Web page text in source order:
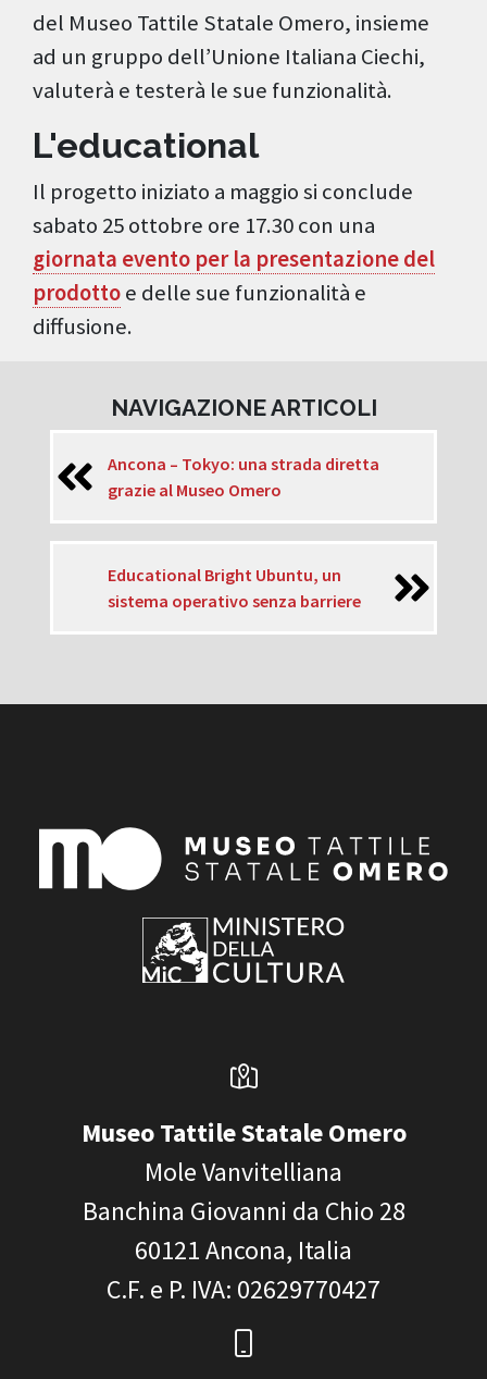
del Museo Tattile Statale Omero, insieme
ad un gruppo dell’Unione Italiana Ciechi,
valuterà e testerà le sue funzionalità.
L'educational
Il progetto iniziato a maggio si conclude
sabato 25 ottobre ore 17.30 con una
giornata evento per la presentazione del
prodottoe delle sue funzionalità e
diffusione.
NAVIGAZIONE ARTICOLI
Ancona – Tokyo: una strada diretta
grazie al Museo Omero
Educational Bright Ubuntu, un
sistema operativo senza barriere
Museo Tattile Statale Omero
Mole Vanvitelliana
Banchina Giovanni da Chio 28
60121Ancona, Italia
C.F. e P. IVA: 02629770427